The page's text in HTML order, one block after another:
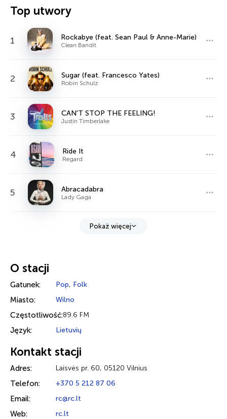
Top utwory
1 Rockabye (feat. Sean Paul & Anne-Marie)
Clean Bandit
2 Sugar (feat. Francesco Yates)
Robin Schulz
3 CAN'T STOP THE FEELING!
Justin Timberlake
4 Ride It
Regard
5 Abracadabra
Lady Gaga
Pokaż więcej
O stacji
Gatunek: Pop, Folk
Miasto: Wilno
Częstotliwość:89.6 FM
Język: Lietuvių
Kontakt stacji
Adres: Laisvės pr. 60, 05120 Vilnius
Telefon: +370 5 212 87 06
Email: rc@rc.lt
Web: rc.lt